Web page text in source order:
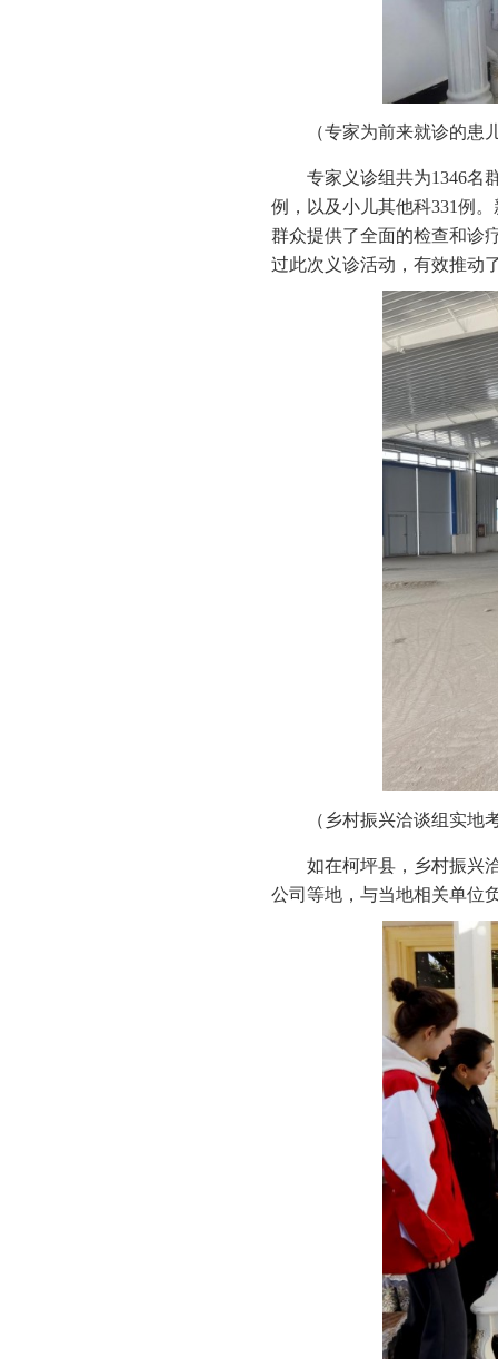
（专家为前来就诊的患
专家义诊组共为1346名
例，以及小儿其他科331例
群众提供了全面的检查和诊
过此次义诊活动，有效推动
（乡村振兴洽谈组实地
如在柯坪县，乡村振兴
公司等地，与当地相关单位